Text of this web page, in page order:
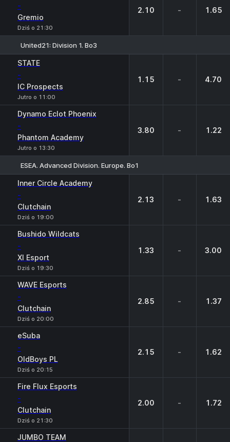
-
Gremio
Dziś o 21:30
2.10 - 1.65
United21: Division 1. Bo3
STATE
-
IC Prospects
Jutro o 11:00
1.15 - 4.70
Dynamo Eclot Phoenix
-
Phantom Academy
Jutro o 13:30
3.80 - 1.22
ESEA. Advanced Division. Europe. Bo1
Inner Circle Academy
-
Clutchain
Dziś o 19:00
2.13 - 1.63
Bushido Wildcats
-
XI Esport
Dziś o 19:30
1.33 - 3.00
WAVE Esports
-
Clutchain
Dziś o 20:00
2.85 - 1.37
eSuba
-
OldBoys PL
Dziś o 20:15
2.15 - 1.62
Fire Flux Esports
-
Clutchain
Dziś o 21:30
2.00 - 1.72
JUMBO TEAM